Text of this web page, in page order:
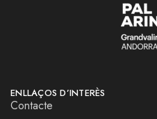
ENLLAÇOS D’INTERÈS
Contacte